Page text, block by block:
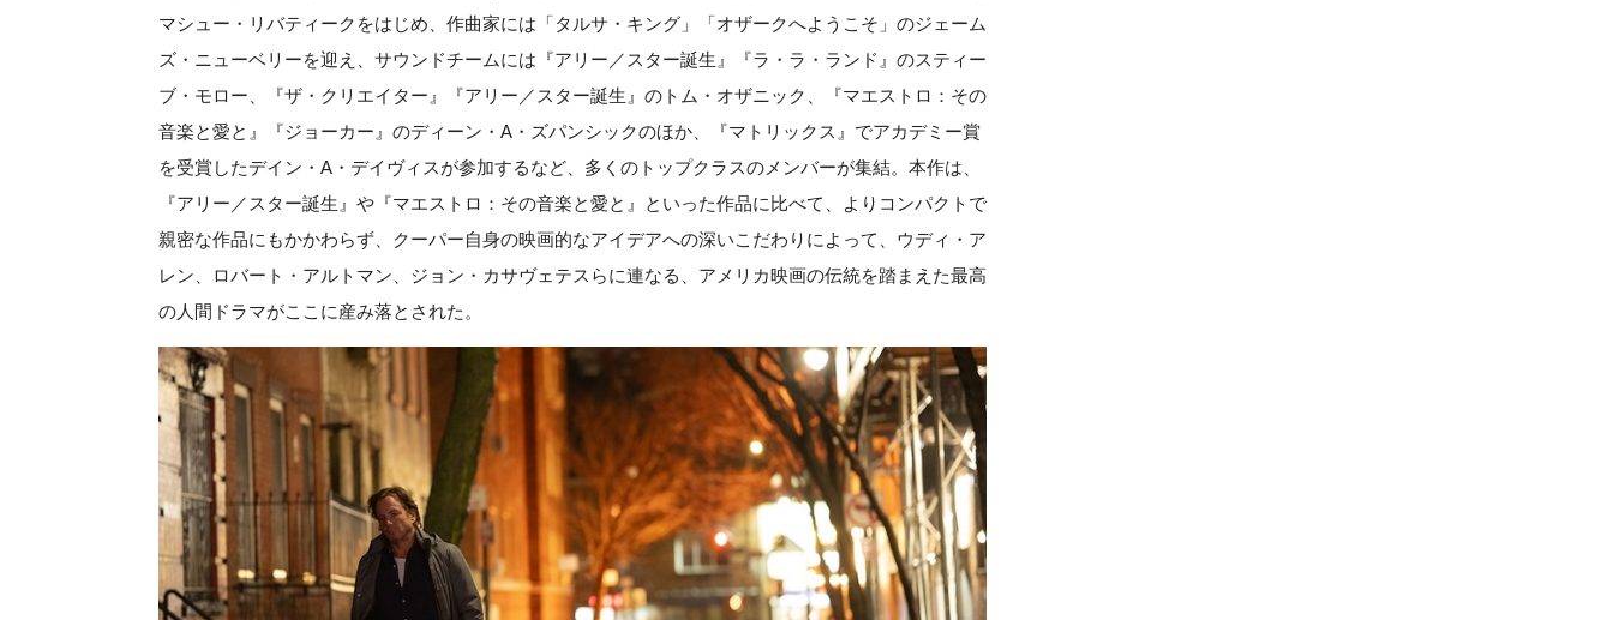
マシュー・リバティークをはじめ、作曲家には「タルサ・キング」「オザークへようこそ」のジェーム
ズ・ニューベリーを迎え、サウンドチームには『アリー／スター誕生』『ラ・ラ・ランド』のスティー
ブ・モロー、『ザ・クリエイター』『アリー／スター誕生』のトム・オザニック、『マエストロ：その
音楽と愛と』『ジョーカー』のディーン・A・ズパンシックのほか、『マトリックス』でアカデミー賞
を受賞したデイン・A・デイヴィスが参加するなど、多くのトップクラスのメンバーが集結。本作は、
『アリー／スター誕生』や『マエストロ：その音楽と愛と』といった作品に比べて、よりコンパクトで
親密な作品にもかかわらず、クーパー自身の映画的なアイデアへの深いこだわりによって、ウディ・ア
レン、ロバート・アルトマン、ジョン・カサヴェテスらに連なる、アメリカ映画の伝統を踏まえた最高
の人間ドラマがここに産み落とされた。